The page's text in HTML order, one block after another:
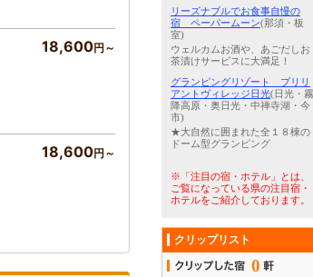
18,600円～
18,600円～
リーズナブルでお食事自慢の
宿 ペーパームーン(那須・板
室)
ウェルカムお酒や、あごだしお
茶漬けサービスに大満足！
グランピングリゾート ブリリ
アントヴィレッジ日光(日光・霧
降高原・奥日光・中禅寺湖・今
市)
★大自然に囲まれた全１８棟の
ドーム型グランピング
※「注目の宿・ホテル」とは、
ご覧になっている県の注目宿・
ホテルをご紹介しております。
クリップリスト
0